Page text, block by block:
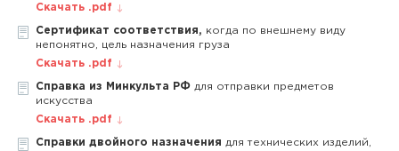
Скачать .pdf
Сертификат соответствия, когда по внешнему виду
непонятно, цель назначения груза
Скачать .pdf
Справка из Минкульта РФ для отправки предметов
искусства
Скачать .pdf
Справки двойного назначения для технических изделий,